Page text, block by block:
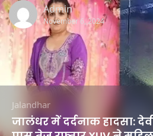
Admin
November 6, 2024
Jalandhar
जालंधर में दर्दनाक हादसा: